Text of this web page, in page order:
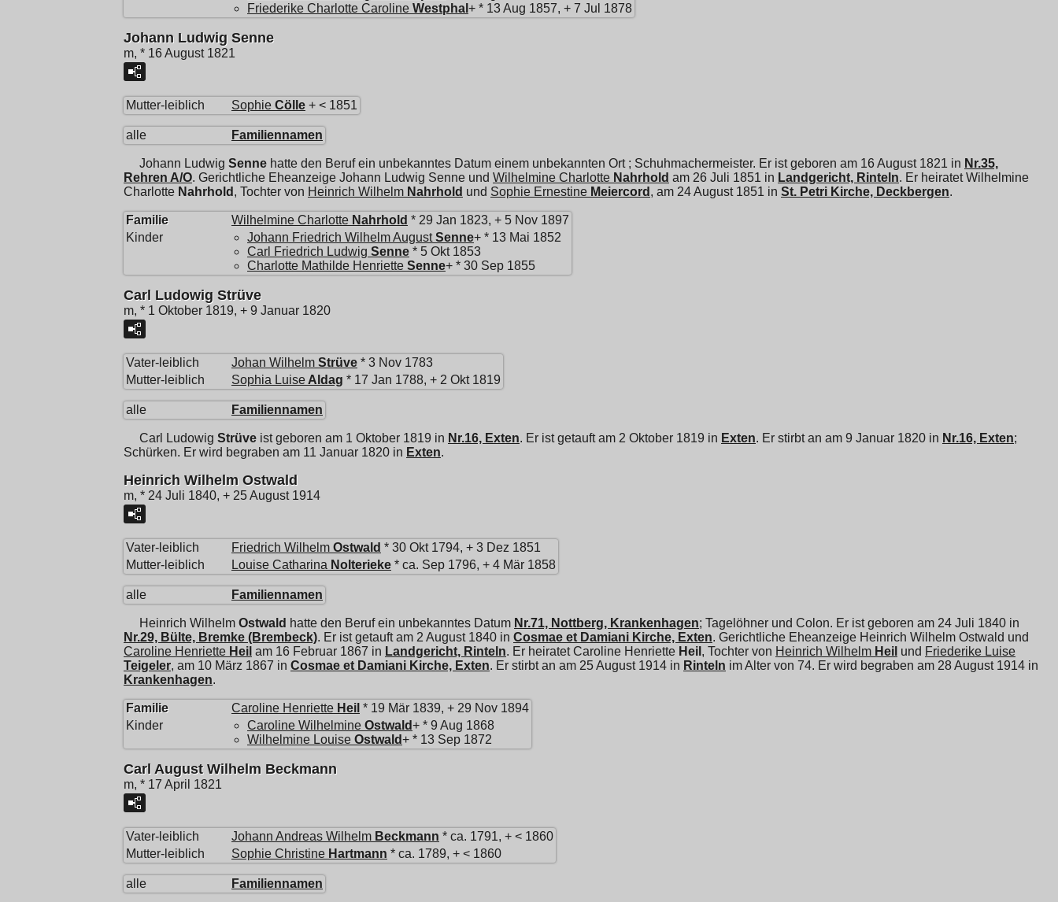
Friederike Charlotte Caroline Westphal + * 13 Aug 1857, + 7 Jul 1878
Johann Ludwig Senne
m, * 16 August 1821
Mutter-leiblich Sophie Cölle + < 1851
alle Familiennamen
Johann Ludwig Senne hatte den Beruf ein unbekanntes Datum einem unbekannten Ort ; Schuhmachermeister. Er ist geboren am 16 August 1821 in Nr.35,
Rehren A/O. Gerichtliche Eheanzeige Johann Ludwig Senne und Wilhelmine Charlotte Nahrhold am 26 Juli 1851 in Landgericht, Rinteln. Er heiratetWilhelmine
Charlotte Nahrhold , Tochter von Heinrich Wilhelm Nahrhold und Sophie Ernestine Meiercord , am 24 August 1851 in St. Petri Kirche, Deckbergen.
Familie Wilhelmine Charlotte Nahrhold * 29 Jan 1823, + 5 Nov 1897
Kinder
Johann Friedrich Wilhelm August Senne+ * 13 Mai 1852
Carl Friedrich Ludwig Senne * 5 Okt 1853
Charlotte Mathilde Henriette Senne+ * 30 Sep 1855
Carl Ludowig Strüve
m, * 1 Oktober 1819, + 9 Januar 1820
Vater-leiblich Johan Wilhelm Strüve * 3 Nov 1783
Mutter-leiblich
Sophia Luise Aldag * 17 Jan 1788, + 2 Okt 1819
alle Familiennamen
Carl Ludowig Strüve ist geboren am 1 Oktober 1819 in Nr.16, Exten. Er ist getauft am 2 Oktober 1819 in Exten. Er stirbt an am 9 Januar 1820 in Nr.16, Exten;
Schürken. Er wird begraben am 11 Januar 1820 in Exten.
Heinrich Wilhelm Ostwald
m, * 24 Juli 1840, + 25 August 1914
Vater-leiblich Friedrich Wilhelm Ostwald * 30 Okt 1794, + 3 Dez 1851
Mutter-leiblich
Louise Catharina Nolterieke * ca. Sep 1796, + 4 Mär 1858
alle Familiennamen
Heinrich Wilhelm Ostwald hatte den Beruf ein unbekanntes Datum Nr.71, Nottberg, Krankenhagen; Tagelöhner und Colon. Er ist geboren am 24 Juli 1840 in
Nr.29, Bülte, Bremke (Brembeck). Er ist getauft am 2 August 1840 in Cosmae et Damiani Kirche, Exten. Gerichtliche Eheanzeige Heinrich Wilhelm Ostwald und
Caroline Henriette Heil am 16 Februar 1867 in Landgericht, Rinteln. Er heiratetCaroline Henriette Heil , Tochter von Heinrich Wilhelm Heil und Friederike Luise
Teigeler, am 10 März 1867 in Cosmae et Damiani Kirche, Exten. Er stirbt an am 25 August 1914 in Rinteln im Alter von 74. Er wird begraben am 28 August 1914 in
Krankenhagen.
Familie Caroline Henriette Heil * 19 Mär 1839, + 29 Nov 1894
Kinder
Caroline Wilhelmine Ostwald+ * 9 Aug 1868
Wilhelmine Louise Ostwald+ * 13 Sep 1872
Carl August Wilhelm Beckmann
m, * 17 April 1821
Vater-leiblich Johann Andreas Wilhelm Beckmann * ca. 1791, + < 1860
Mutter-leiblich
Sophie Christine Hartmann * ca. 1789, + < 1860
alle Familiennamen